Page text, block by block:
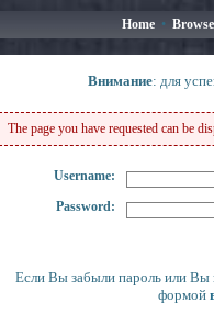
Home • Browse
Внимание: для
The page you have requested can be
Username:
Password:
Если Вы забыли пароль или Вы
формой